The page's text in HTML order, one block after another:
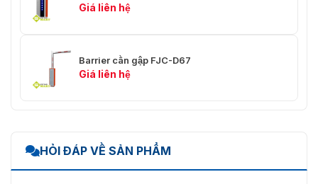
Giá liên hệ
Barrier cần gập FJC-D67
Giá liên hệ
HỎI ĐÁP VỀ SẢN PHẨM